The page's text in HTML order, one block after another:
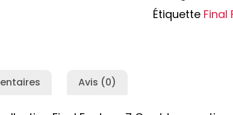
Étiquette Final
Avis (0)